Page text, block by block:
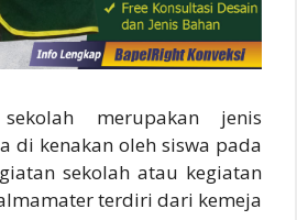
merupakan jenis
di kenakan oleh siswa pada
sekolah atau kegiatan
terdiri dari kemeja